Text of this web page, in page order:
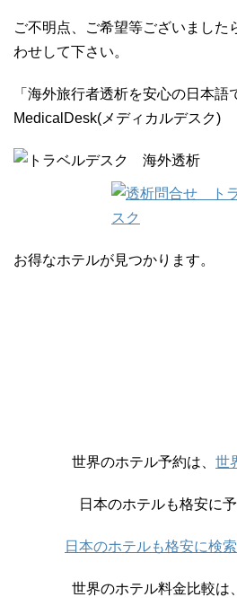
ご不明点、ご希望等ございました
わせして下さい。
「海外旅行者透析を安心の日本語
MedicalDesk(メディカルデスク)
お得なホテルが見つかります。
世界のホテル予約は、 世
日本のホテルも格安に
日本のホテルも格安に検
世界のホテル料金比較は、